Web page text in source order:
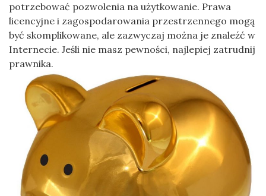
potrzebować pozwolenia na użytkowanie. Prawa
licencyjne i zagospodarowania przestrzennego mogą
być skomplikowane, ale zazwyczaj można je znaleźć w
Internecie. Jeśli nie masz pewności, najlepiej zatrudnij
prawnika.